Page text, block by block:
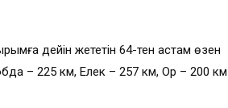
дейін жететін 64-тен астам өзен
– 225 км, Елек – 257 км, Ор – 200 км